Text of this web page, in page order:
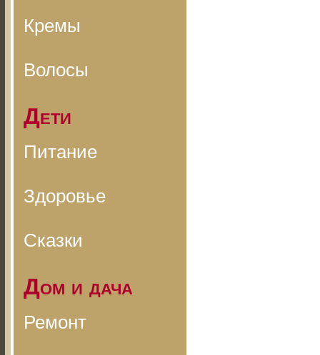
Кремы
Волосы
Дети
Питание
Здоровье
Сказки
Дом и дача
Ремонт